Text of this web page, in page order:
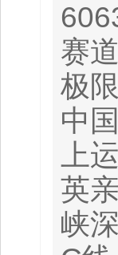
赛
极
中
上
英
峡